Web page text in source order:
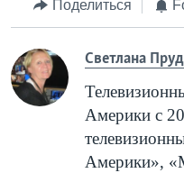
Поделиться
Cветлана
Америки с
Америки», «